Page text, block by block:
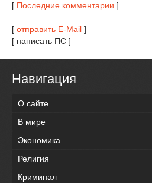
[ Последние комментарии ]
[ отправить E-Mail ]
[ написать ПС ]
Навигация
О сайте
В мире
Экономика
Религия
Криминал